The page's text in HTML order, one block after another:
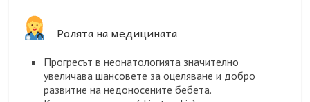
Ролята на медицината
Прогресът в неонатологията значително
увеличава шансовете за оцеляване и добро
развитие на недоносените бебета.